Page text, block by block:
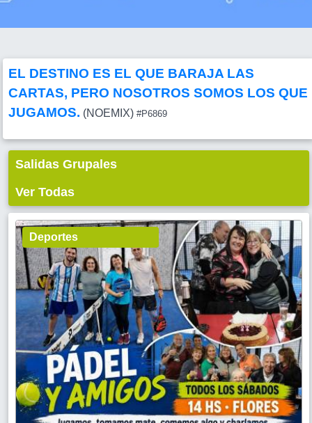
EL DESTINO ES EL QUE BARAJA LAS
CARTAS, PERO NOSOTROS SOMOS LOS QUE
JUGAMOS. (NOEMIX) #P6869
Salidas Grupales
Ver Todas
Deportes